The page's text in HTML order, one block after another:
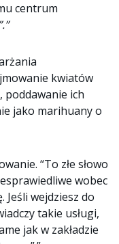
centrum
kwiatów
poddawanie ich
jako marihuany o
“To złe słowo
wobec
wejdziesz do
takie usługi,
jak w zakładzie